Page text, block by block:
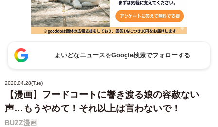
まいどなニュースをGoogle検索でフォローする
2020.04.28(Tue)
【漫画】フードコートに響き渡る娘の容赦ない
声…もうやめて！それ以上は言わないで！
BUZZ漫画